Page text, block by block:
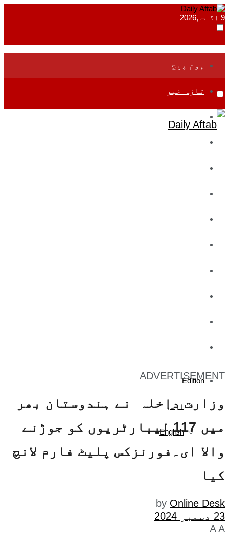
9 اگست ,2026
ہوم پیج
تازہ خبر
Edition
اردو
English
ADVERTISEMENT
وزارت داخلہ نے ہندوستان بھر
میں 117 لیبارٹریوں کو جوڑنے
والا ای۔فورنزکس پلیٹ فارم لانچ
کیا
by Online Desk
23 دسمبر 2024
A A